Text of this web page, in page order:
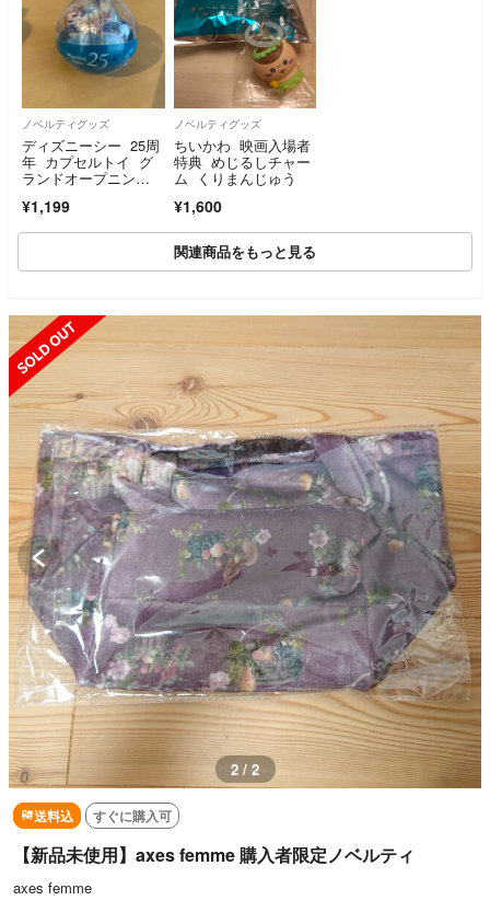
ノベルティグッズ
ディズニーシー 25周
年 カプセルトイ グ
ランドオープニン
バッグ
¥1,199
ノベルティグッズ
ちいかわ 映画入場者
特典 めじるしチャー
ム くりまんじゅう
¥1,600
関連商品をもっと見る
2 / 2
送料込 すぐに購入可
【新品未使用】axes femme 購入者限定ノベルティ
axes femme